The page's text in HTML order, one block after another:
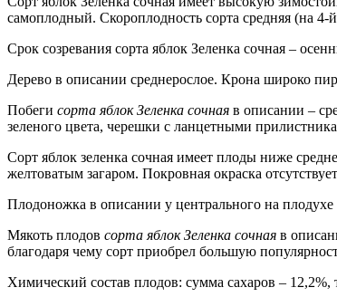
самоплодный. Скороплодность сорта средняя (на 4-
Срок созревания сорта яблок Зеленка сочная –
Дерево в описании среднерослое. Крона широко
Побеги сорта яблок Зеленка сочная в описании –
зеленого цвета, черешки с ланцетными
Сорт яблок зеленка сочная имеет плоды ниже
желтоватым загаром. Покровная окраска
Плодоножка в описании у центрального на
Мякоть плодов сорта яблок Зеленка сочная в
благодаря чему сорт приобрел большую
Химический состав плодов: сумма сахаров –